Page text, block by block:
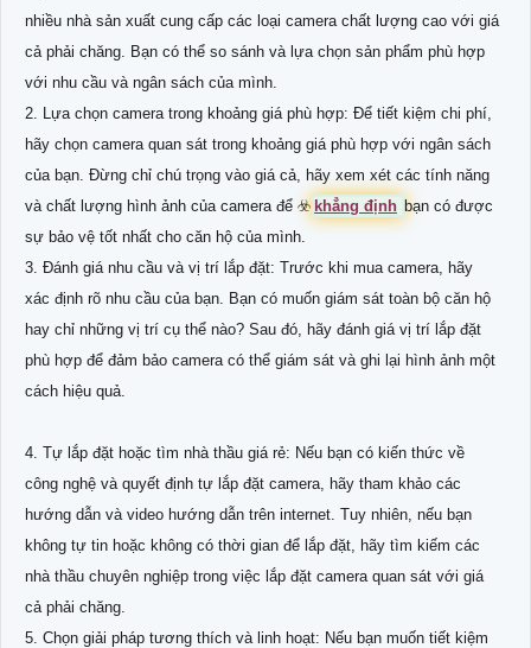
nhiều nhà sản xuất cung cấp các loại camera chất lượng cao với giá
cả phải chăng. Bạn có thể so sánh và lựa chọn sản phẩm phù hợp
với nhu cầu và ngân sách của mình.
2. Lựa chọn camera trong khoảng giá phù hợp: Để tiết kiệm chi phí,
hãy chọn camera quan sát trong khoảng giá phù hợp với ngân sách
của bạn. Đừng chỉ chú trọng vào giá cả, hãy xem xét các tính năng
và chất lượng hình ảnh của camera để ☣️ khẳng định bạn có được
sự bảo vệ tốt nhất cho căn hộ của mình.
3. Đánh giá nhu cầu và vị trí lắp đặt: Trước khi mua camera, hãy
xác định rõ nhu cầu của bạn. Bạn có muốn giám sát toàn bộ căn hộ
hay chỉ những vị trí cụ thể nào? Sau đó, hãy đánh giá vị trí lắp đặt
phù hợp để đảm bảo camera có thể giám sát và ghi lại hình ảnh một
cách hiệu quả.
4. Tự lắp đặt hoặc tìm nhà thầu giá rẻ: Nếu bạn có kiến thức về
công nghệ và quyết định tự lắp đặt camera, hãy tham khảo các
hướng dẫn và video hướng dẫn trên internet. Tuy nhiên, nếu bạn
không tự tin hoặc không có thời gian để lắp đặt, hãy tìm kiếm các
nhà thầu chuyên nghiệp trong việc lắp đặt camera quan sát với giá
cả phải chăng.
5. Chọn giải pháp tương thích và linh hoạt: Nếu bạn muốn tiết kiệm